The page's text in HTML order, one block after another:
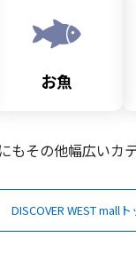
お魚
もその他幅広いカ
DISCOVER WEST mall